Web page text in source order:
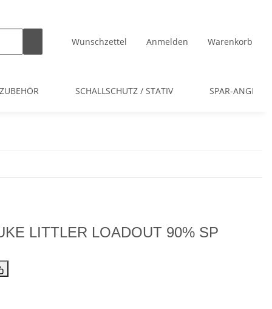
Wunschzettel Anmelden Warenkorb
SCHALLSCHUTZ / STATIV SPAR-
LITTLER LOADOUT 90% SP